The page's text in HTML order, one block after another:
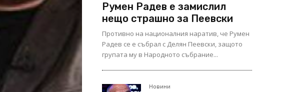
Румен Радев е замислил
нещо страшно за Пеевски
Противно на националния наратив, че Румен
Радев се е събрал с Делян Пеевски, защото
групата му в Народното събрание...
Новини